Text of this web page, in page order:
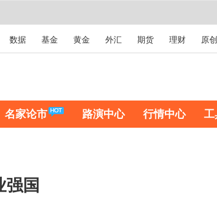
数据 基金 黄金 外汇 期货 理财 原创
名家论市 路演中心 行情中心 工
强国